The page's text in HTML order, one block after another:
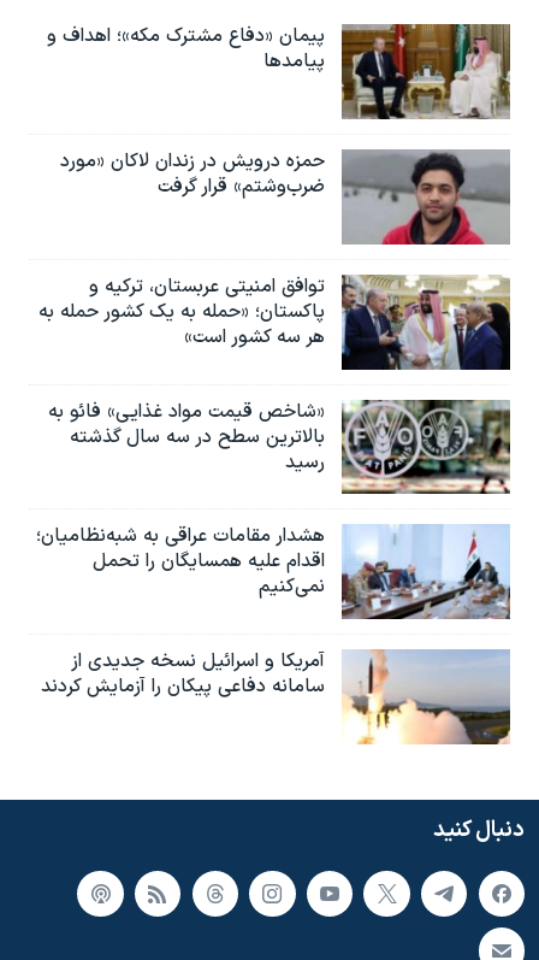
پیمان «دفاع مشترک مکه»؛ اهداف و
پیامدها
حمزه درویش در زندان لاکان «مورد
ضرب‌وشتم» قرار گرفت
توافق امنیتی عربستان، ترکیه و
پاکستان؛ «حمله به یک کشور حمله به
هر سه کشور است»
«شاخص قیمت مواد غذایی» فائو به
بالاترین سطح در سه سال گذشته
رسید
هشدار مقامات عراقی به شبه‌نظامیان؛
اقدام علیه همسایگان را تحمل
نمی‌کنیم
آمریکا و اسرائیل نسخه جدیدی از
سامانه دفاعی پیکان را آزمایش کردند
دنبال کنید